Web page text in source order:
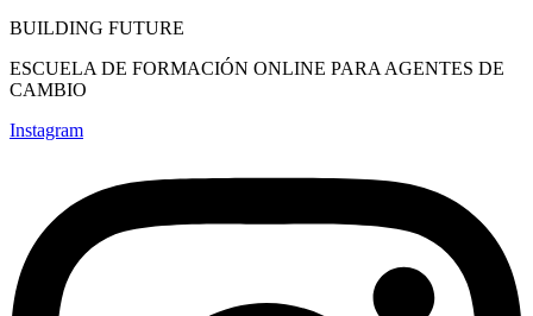
BUILDING FUTURE
ESCUELA DE FORMACIÓN ONLINE PARA AGENTES DE
CAMBIO
Instagram